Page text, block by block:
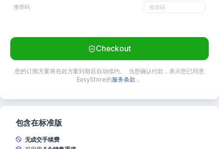
推荐码
Checkout
您的订阅方案将在此方案到期后自动续约。
当您确认付款，表示您已同意
EasyStore的服务条款 。
包含在标准版
无成交手续费